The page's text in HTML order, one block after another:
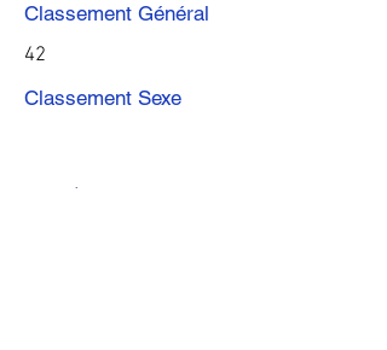
Classement Général
42
Classement Sexe
Précédent